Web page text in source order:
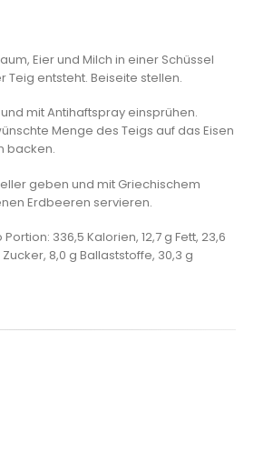
Eier und Milch in einer Schüssel
Teig entsteht. Beiseite stellen.
mit Antihaftspray einsprühen.
Menge des Teigs auf das Eisen
backen.
geben und mit Griechischem
Erdbeeren servieren.
336,5 Kalorien, 12,7 g Fett, 23,6
8,0 g Ballaststoffe, 30,3 g